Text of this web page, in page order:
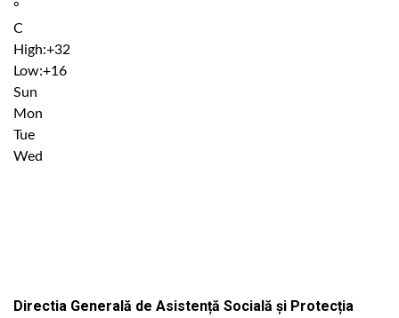
°
C
High:+32
Low:+16
Sun
Mon
Tue
Wed
Directia Generală de Asistență Socială și Protecția